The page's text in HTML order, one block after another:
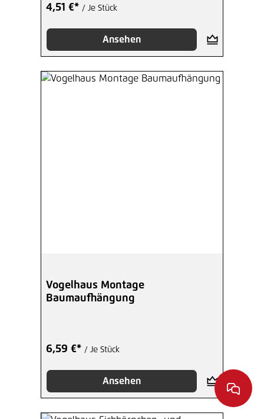
4,51 €* / Je Stück
Ansehen
Vogelhaus Montage
Baumaufhängung
6,59 €* / Je Stück
Ansehen